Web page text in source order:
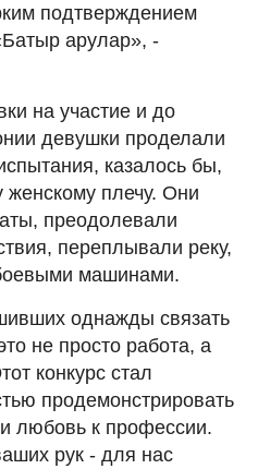
подтверждением
арулар», -
на участие и до
девушки проделали
казалось бы,
женскому плечу. Они
преодолевали
переплывали реку,
машинами.
однажды связать
не просто работа, а
конкурс стал
продемонстрировать
любовь к профессии.
рук - для нас